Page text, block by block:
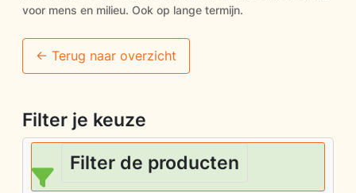
Filter je keuze
Filter de producten
voor mens en milieu. Ook op lange termijn.
<- Terug naar overzicht